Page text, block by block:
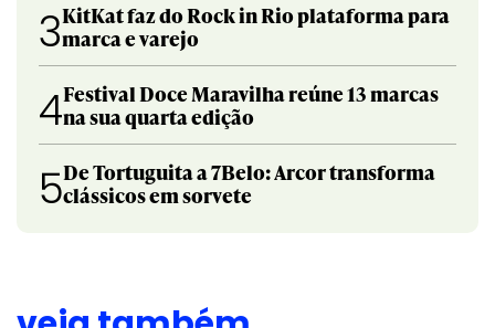
3KitKat faz do Rock in Rio plataforma para
marca e varejo
4Festival Doce Maravilha reúne 13 marcas
na sua quarta edição
5De Tortuguita a 7Belo: Arcor transforma
clássicos em sorvete